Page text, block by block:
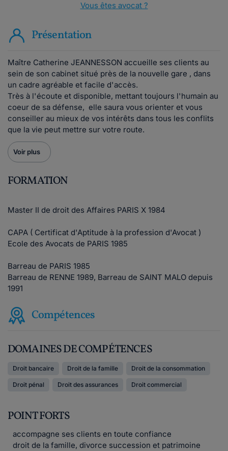
Vous êtes avocat ?
Présentation
Maître Catherine JEANNESSON accueille ses clients au
sein de son cabinet situé près de la nouvelle gare , dans
un cadre agréable et facile d'accès.
Très à l'écoute et disponible, mettant toujours l'humain au
coeur de sa défense, elle saura vous orienter et vous
conseiller au mieux de vos intérêts dans tous les conflits
que la vie peut mettre sur votre route.
Voir plus
FORMATION
Master II de droit des Affaires PARIS X 1984
CAPA ( Certificat d'Aptitude à la profession d'Avocat )
Ecole des Avocats de PARIS 1985
Barreau de PARIS 1985
Barreau de RENNE 1989, Barreau de SAINT MALO depuis
1991
Compétences
DOMAINES DE COMPÉTENCES
Droit bancaire Droit de la famille Droit de la consommation
Droit pénal Droit des assurances Droit commercial
POINT FORTS
accompagne ses clients en toute confiance
droit de la famille, divorce succession et patrimoine